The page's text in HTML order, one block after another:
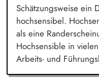
Schätzungsweise ein
hochsensibel.
als eine
Hochsensible in
Arbeits- und